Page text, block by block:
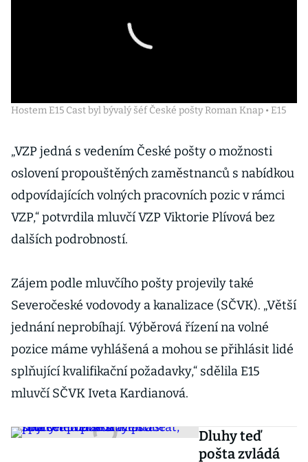
Hostem E15 Cast byl bývalý šéf České pošty Roman Knap • E15
„VZP jedná s vedením České pošty o možnosti
oslovení propouštěných zaměstnanců s nabídkou
odpovídajících volných pracovních pozic v rámci
VZP,“ potvrdila mluvčí VZP Viktorie Plívová bez
dalších podrobností.
Zájem podle mluvčího pošty projevily také
Severočeské vodovody a kanalizace (SČVK). „Větší
jednání neprobíhají. Výběrová řízení na volné
pozice máme vyhlášená a mohou se přihlásit lidé
splňující kvalifikační požadavky,“ sdělila E15
mluvčí SČVK Iveta Kardianová.
Dluhy teď
pošta zvládá